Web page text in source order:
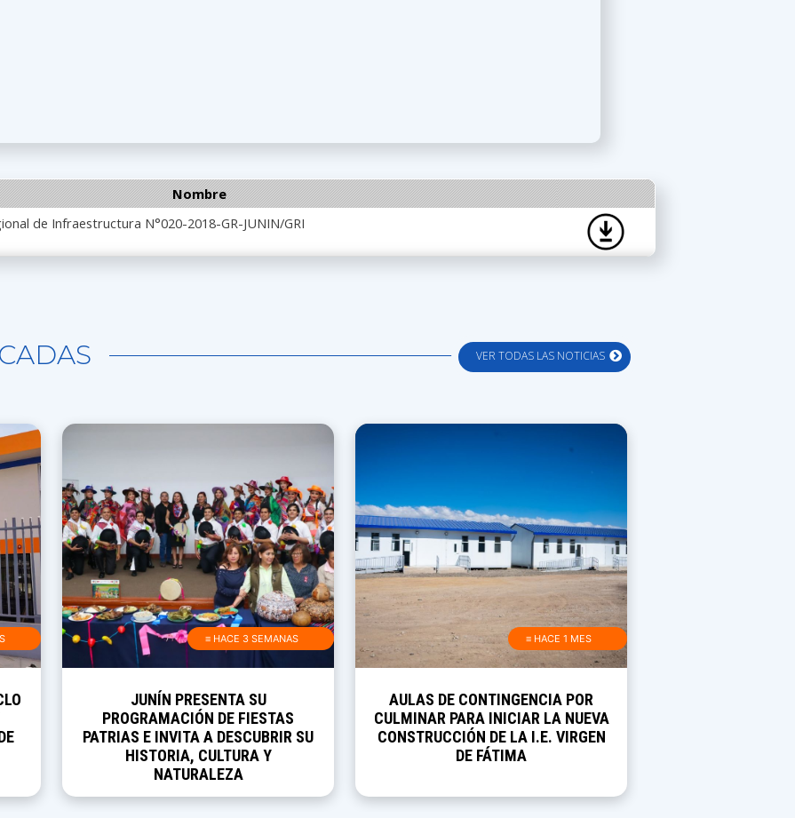
Nombre
de Infraestructura N°020-2018-GR-JUNIN/GRI
VER TODAS LAS NOTICIAS
≡ HACE 3 SEMANAS
JUNÍN PRESENTA SU
PROGRAMACIÓN DE FIESTAS
PATRIAS E INVITA A DESCUBRIR SU
HISTORIA, CULTURA Y
NATURALEZA
≡ HACE 1 MES
AULAS DE CONTINGENCIA POR
CULMINAR PARA INICIAR LA NUEVA
CONSTRUCCIÓN DE LA I.E. VIRGEN
DE FÁTIMA